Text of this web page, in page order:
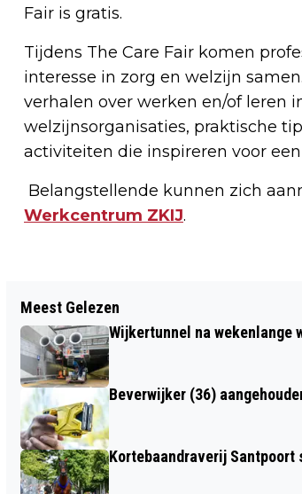
Fair is gratis.
Tijdens The Care Fair komen
interesse in zorg en welzijn
verhalen over werken en/of leren
welzijnsorganisaties, praktische
activiteiten die inspireren voor
Belangstellende kunnen zich
Werkcentrum ZKIJ.
EXTINCTION REBELLION
ALLE INGANGEN
HAARLEM
Meest Gelezen
Wijkertunnel na wekenlange
Beverwijker (36)
Kortebaandraverij